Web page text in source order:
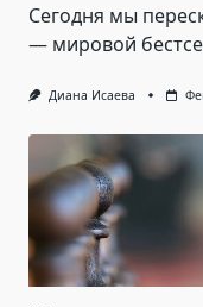
Сегодня мы
— мировой
Диана Исаева